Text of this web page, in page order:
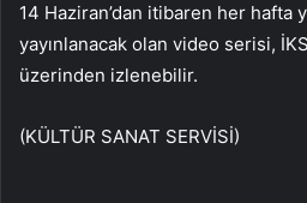
14 Haziran’dan itibaren her hafta
yayınlanacak olan video serisi,
üzerinden izlenebilir.
(KÜLTÜR SANAT SERVİSİ)